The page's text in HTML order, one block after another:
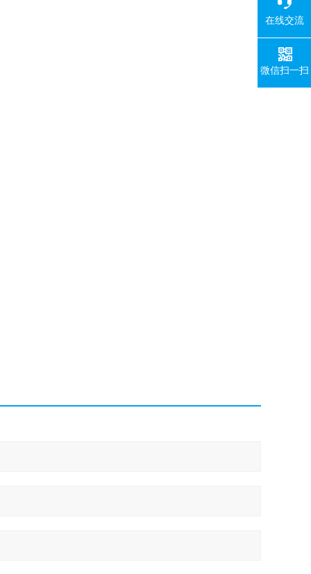
在线交流
微信扫一扫